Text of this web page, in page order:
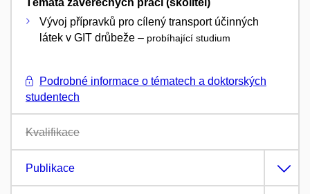
Témata závěrečných prací (školitel)
Vývoj přípravků pro cílený transport účinných
látek v GIT drůbeže – probíhající studium
Podrobné informace o tématech a doktorských
studentech
Kvalifikace
Publikace